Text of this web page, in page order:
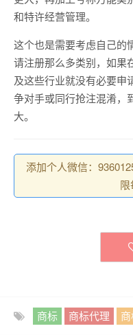
和特许经营管理。
这个也是需要考虑自己的
请注册那么多类别，如果
及这些行业就没有必要申
争对手或同行抢注混淆，
大。
添加个人微信：
限
商标 商标代理